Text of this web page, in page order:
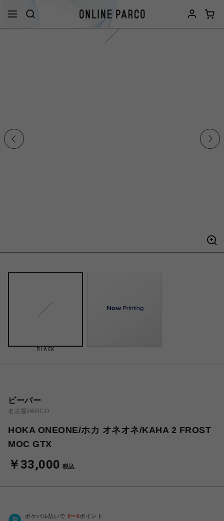
BLACK
ビーバー
名古屋PARCO
HOKA ONEONE/ホカ オネオネ/KAHA 2 FROST
MOC GTX
￥33,000 税込
ポケパル払いで 0〜0ポイント